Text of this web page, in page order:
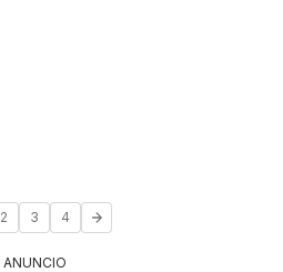
2 3 4
ANUNCIO